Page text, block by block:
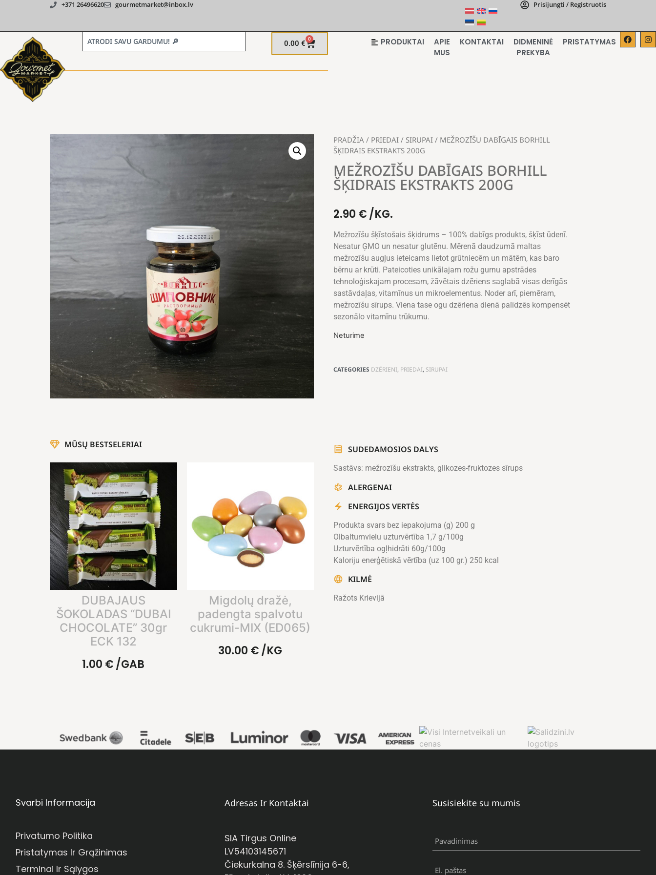
+371 26496620 gourmetmarket@inbox.lv Prisijungti / Registruotis
0.00 € 0 PRODUKTAI
APIE
MUS
KONTAKTAI
DIDMENINĖ
PREKYBA
PRISTATYMAS
PRADŽIA / PRIEDAI / SIRUPAI / MEŽROZĪŠU DABĪGAIS BORHILL
ŠĶIDRAIS EKSTRAKTS 200G
MEŽROZĪŠU DABĪGAIS BORHILL
ŠĶIDRAIS EKSTRAKTS 200G
2.90 €/KG.
Mežrozīšu šķīstošais šķidrums – 100% dabīgs produkts, šķīst ūdenī.
Nesatur ĢMO un nesatur glutēnu. Mērenā daudzumā maltas
mežrozīšu augļus ieteicams lietot grūtniecēm un mātēm, kas baro
bērnu ar krūti. Pateicoties unikālajam rožu gurnu apstrādes
tehnoloģiskajam procesam, žāvētais dzēriens saglabā visas derīgās
sastāvdaļas, vitamīnus un mikroelementus. Noder arī, piemēram,
mežrozīšu sīrups. Viena tase ogu dzēriena dienā palīdzēs kompensēt
sezonālo vitamīnu trūkumu.
Neturime
CATEGORIES DZĒRIENI, PRIEDAI, SIRUPAI
MŪSŲ BESTSELERIAI
DUBAJAUS
ŠOKOLADAS “DUBAI
CHOCOLATE” 30gr
ECK 132
1.00 €/GAB
Migdolų dražė,
padengta spalvotu
cukrumi-MIX (ED065)
30.00 €/KG
SUDEDAMOSIOS DALYS
Sastāvs: mežrozīšu ekstrakts, glikozes-fruktozes sīrups
ALERGENAI
ENERGIJOS VERTĖS
Produkta svars bez iepakojuma (g) 200 g
Olbaltumvielu uzturvērtība 1,7 g/100g
Uzturvērtība ogļhidrāti 60g/100g
Kaloriju enerģētiskā vērtība (uz 100 gr.) 250 kcal
KILMĖ
Ražots Krievijā
Svarbi Informacija
Privatumo Politika
Pristatymas Ir Grąžinimas
Terminai Ir Sąlygos
Adresas Ir Kontaktai
SIA Tirgus Online
LV54103145671
Čiekurkalna 8. Šķērslīnija 6-6,
Susisiekite su mumis